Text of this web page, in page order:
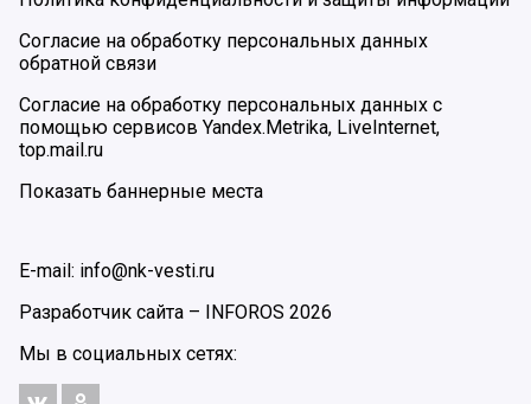
Согласие на обработку персональных данных
обратной связи
Согласие на обработку персональных данных с
помощью сервисов Yandex.Metrika, LiveInternet,
top.mail.ru
Показать баннерные места
E-mail: info@nk-vesti.ru
Разработчик сайта –
INFOROS 2026
Мы в социальных сетях: